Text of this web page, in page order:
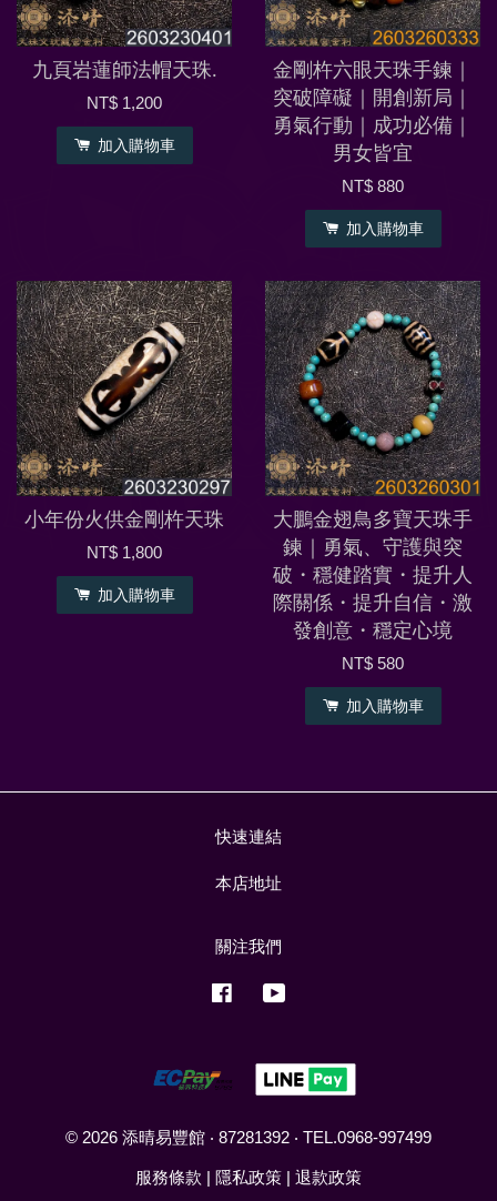
九頁岩蓮師法帽天珠.
NT$ 1,200
加入購物車
金剛杵六眼天珠手鍊｜
突破障礙｜開創新局｜
勇氣行動｜成功必備｜
男女皆宜
NT$ 880
加入購物車
小年份火供金剛杵天珠
NT$ 1,800
加入購物車
大鵬金翅鳥多寶天珠手
鍊｜勇氣、守護與突
破・穩健踏實・提升人
際關係・提升自信・激
發創意・穩定心境
NT$ 580
加入購物車
快速連結
本店地址
關注我們
Facebook
© 2026 添晴易豐館 ‧ 87281392 ‧ TEL.0968-997499
服務條款 | 隱私政策 | 退款政策